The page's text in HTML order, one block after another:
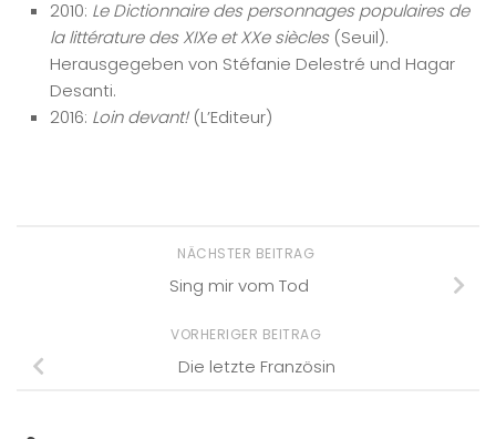
2010: Le Dictionnaire des personnages populaires de
la littérature des XIXe et XXe siècles(Seuil).
Herausgegeben von Stéfanie Delestré und Hagar
Desanti.
2016: Loin devant!(L’Editeur)
NÄCHSTER BEITRAG
Sing mir vom Tod
VORHERIGER BEITRAG
Die letzte Französin